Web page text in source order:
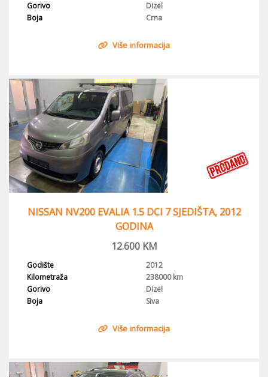
Gorivo
Dizel
Boja
Crna
Više informacija
NISSAN NV200 EVALIA 1.5 DCI 7 SJEDIŠTA, 2012
GODINA
12.600KM
Godište
2012
Kilometraža
238000 km
Gorivo
Dizel
Boja
Siva
Više informacija